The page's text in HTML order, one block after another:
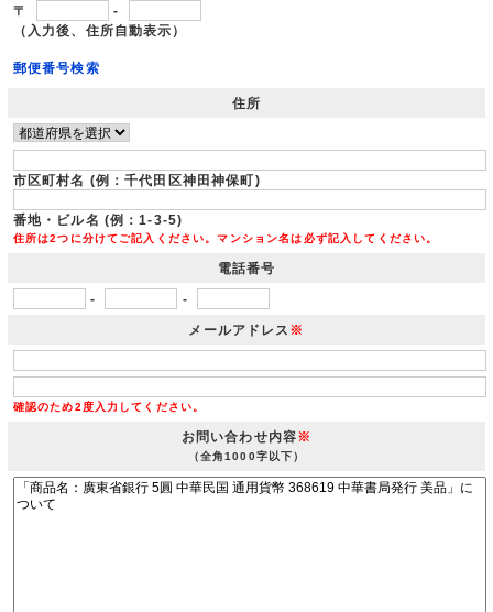
〒
-
（入力後、住所自動表示）
郵便番号検索
住所
市区町村名 (例：千代田区神田神保町)
番地・ビル名 (例：1-3-5)
住所は2つに分けてご記入ください。マンション名は必ず記入してください。
電話番号
- -
メールアドレス ※
確認のため2度入力してください。
お問い合わせ内容※
（全角1000字以下）